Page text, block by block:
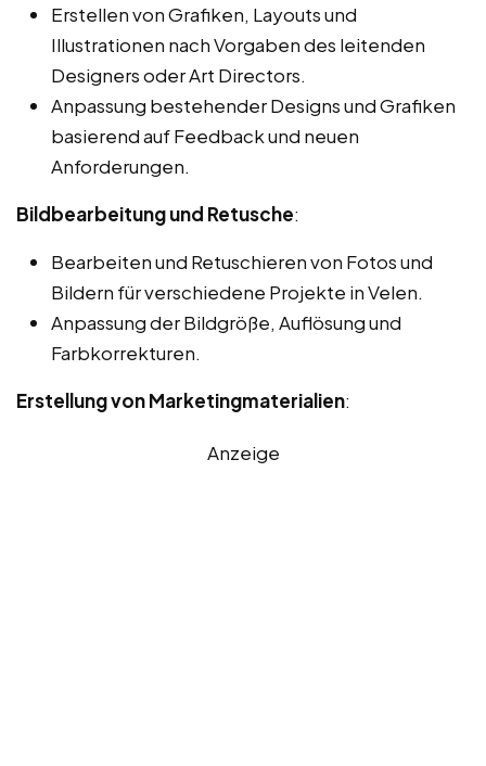
Erstellen von Grafiken, Layouts und
Illustrationen nach Vorgaben des leitenden
Designers oder Art Directors.
Anpassung bestehender Designs und Grafiken
basierend auf Feedback und neuen
Anforderungen.
Bildbearbeitung und Retusche:
Bearbeiten und Retuschieren von Fotos und
Bildern für verschiedene Projekte in Velen.
Anpassung der Bildgröße, Auflösung und
Farbkorrekturen.
Erstellung von Marketingmaterialien:
Anzeige